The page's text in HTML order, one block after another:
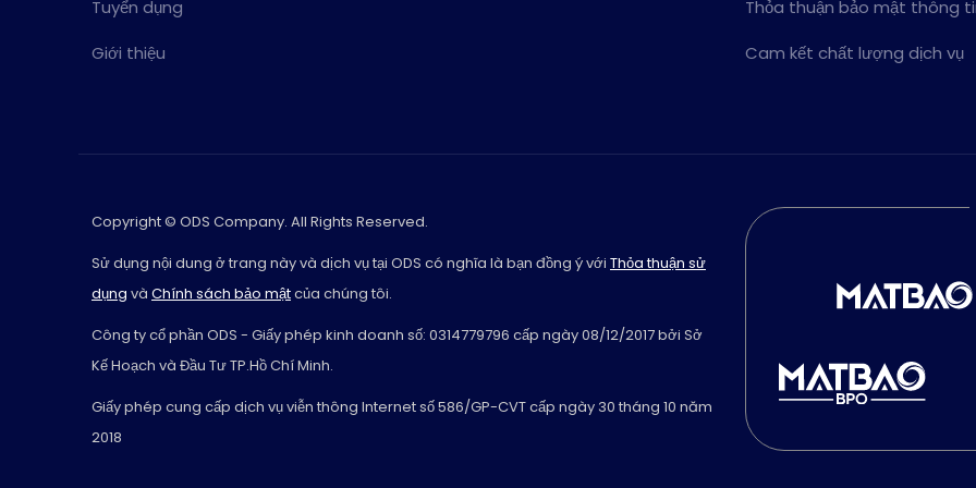
Tuyển dụng
Giới thiệu
Thỏa thuận bảo mật thông
Cam kết chất lượng dịch vụ
Copyright © ODS Company. All Rights Reserved.
Sử dụng nội dung ở trang này và dịch vụ tại ODS có nghĩa là bạn đồng ý với Thỏa thuận sử
dụng và Chính sách bảo mậtcủa chúng tôi.
Công ty cổ phần ODS - Giấy phép kinh doanh số: 0314779796 cấp ngày 08/12/2017 bởi Sở
Kế Hoạch và Đầu Tư TP.Hồ Chí Minh.
Giấy phép cung cấp dịch vụ viễn thông Internet số 586/GP-CVT cấp ngày 30 tháng 10 năm
2018